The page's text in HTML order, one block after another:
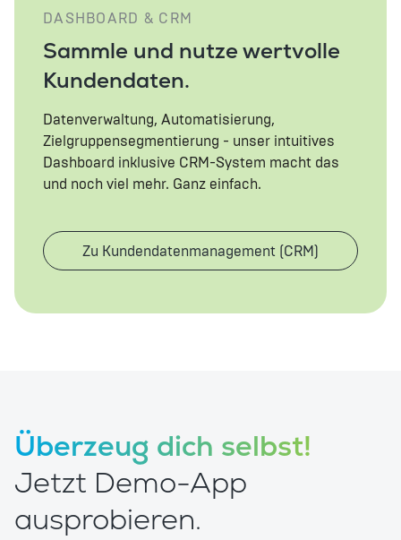
DASHBOARD & CRM
Sammle und nutze wertvolle
Kundendaten.
Datenverwaltung, Automatisierung,
Zielgruppensegmentierung - unser intuitives
Dashboard inklusive CRM-System macht das
und noch viel mehr. Ganz einfach.
Zu Kundendatenmanagement (CRM)
Überzeug dich selbst!
Jetzt Demo-App
ausprobieren.